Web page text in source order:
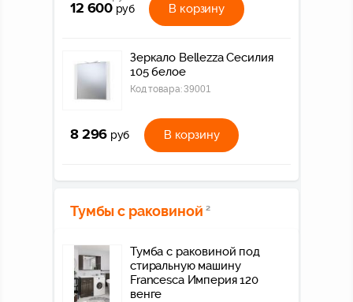
12 600 руб В корзину
Зеркало Bellezza Сесилия
105 белое
Код товара:39001
8 296 руб В корзину
Тумбы с раковиной 2
Тумба с раковиной под
стиральную машину
Francesca Империя 120
венге